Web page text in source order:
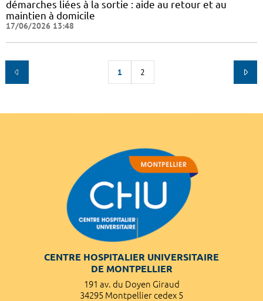
démarches liées à la sortie : aide au retour et au
maintien à domicile
17/06/2026 13:48
1 2
CENTRE HOSPITALIER UNIVERSITAIRE
DE MONTPELLIER
191 av. du Doyen Giraud
34295 Montpellier cedex 5